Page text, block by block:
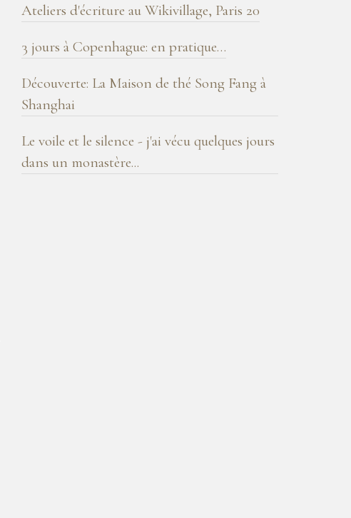
Ateliers d'écriture au Wikivillage, Paris 20
3 jours à Copenhague: en pratique…
Découverte: La Maison de thé Song Fang à
Shanghai
Le voile et le silence - j'ai vécu quelques jours
dans un monastère...